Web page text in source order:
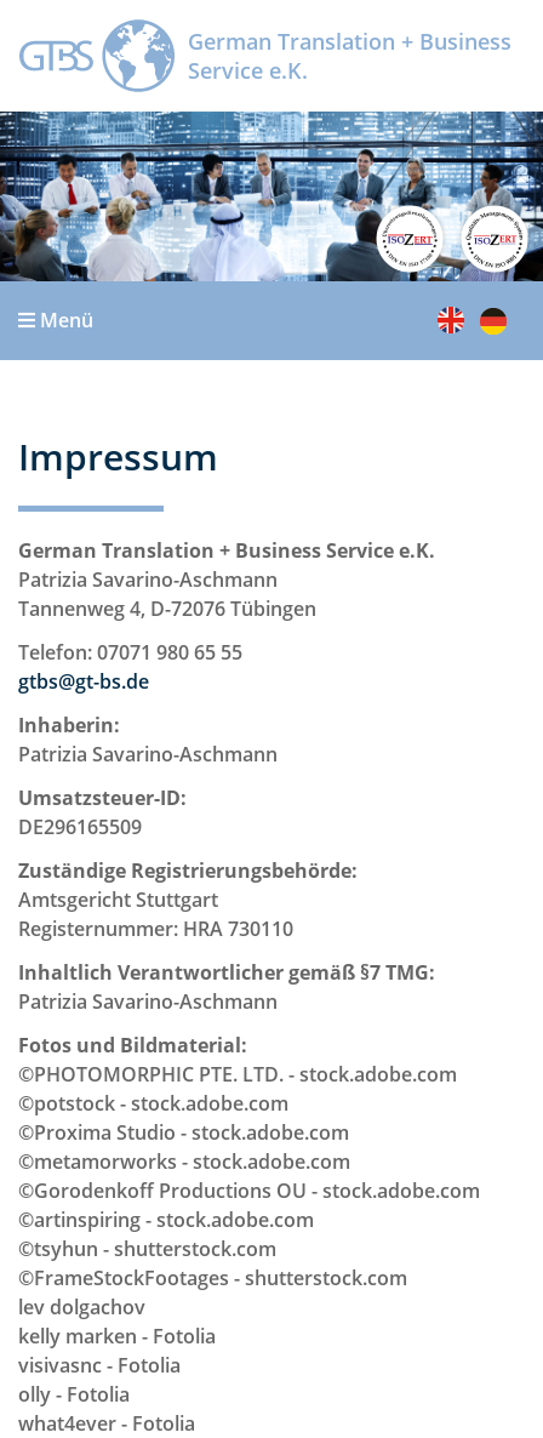
German Translation + Business
Service e.K.
Menü
Impressum
German Translation + Business Service e.K.
Patrizia Savarino-Aschmann
Tannenweg 4, D-72076 Tübingen
Telefon: 07071 980 65 55
gtbs@gt-bs.de
Inhaberin:
Patrizia Savarino-Aschmann
Umsatzsteuer-ID:
DE296165509
Zuständige Registrierungsbehörde:
Amtsgericht Stuttgart
Registernummer: HRA 730110
Inhaltlich Verantwortlicher gemäß §7 TMG:
Patrizia Savarino-Aschmann
Fotos und Bildmaterial:
©PHOTOMORPHIC PTE. LTD. - stock.adobe.com
©potstock - stock.adobe.com
©Proxima Studio - stock.adobe.com
©metamorworks - stock.adobe.com
©Gorodenkoff Productions OU - stock.adobe.com
©artinspiring - stock.adobe.com
©tsyhun - shutterstock.com
©FrameStockFootages - shutterstock.com
lev dolgachov
kelly marken - Fotolia
visivasnc - Fotolia
olly - Fotolia
what4ever - Fotolia
Kontakt